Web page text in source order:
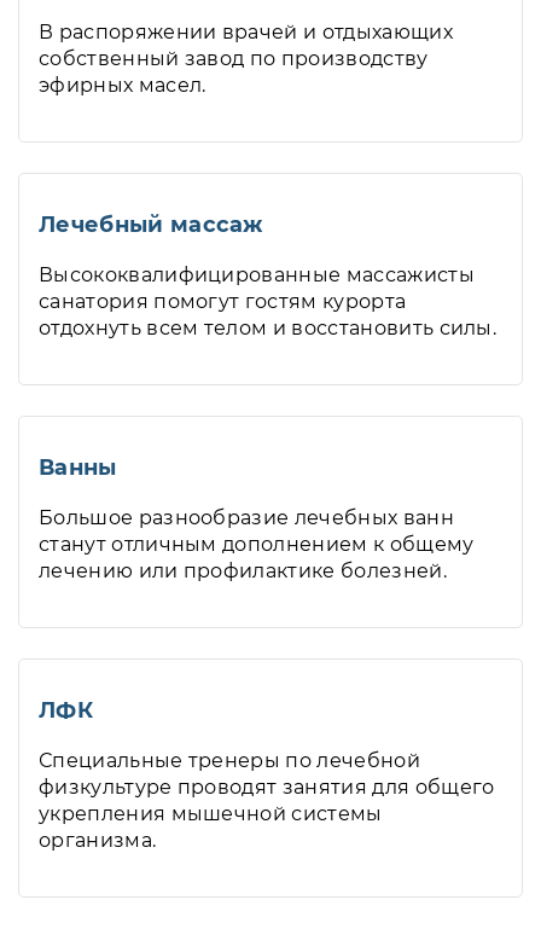
В распоряжении врачей и отдыхающих
собственный завод по производству
эфирных масел.
Лечебный массаж
Высококвалифицированные массажисты
санатория помогут гостям курорта
отдохнуть всем телом и восстановить силы.
Ванны
Большое разнообразие лечебных ванн
станут отличным дополнением к общему
лечению или профилактике болезней.
ЛФК
Специальные тренеры по лечебной
физкультуре проводят занятия для общего
укрепления мышечной системы
организма.